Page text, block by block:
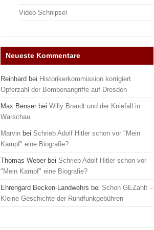
Video-Schnipsel
Neueste Kommentare
Reinhard bei Historikerkommission korrigiert
Opferzahl der Bombenangriffe auf Dresden
Max Benser beiWilly Brandt und der Kniefall in
Warschau
Marvin bei Schrieb Adolf Hitler schon vor "Mein
Kampf" eine Biografie?
Thomas Weber bei Schrieb Adolf Hitler schon vor
"Mein Kampf" eine Biografie?
Ehrengard Becken-Landwehrs bei Schon GEZahlt –
Kleine Geschichte der Rundfunkgebühren